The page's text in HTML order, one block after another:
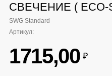
СВЕЧЕНИЕ ( ECO-
SWG Standard
Артикул:
1715,00 ₽